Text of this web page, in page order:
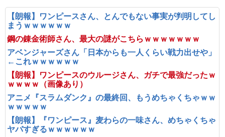
【朗報】ワンピースさん、とんでもない事実が判明してし
まうｗｗｗｗｗｗ
鋼の錬金術師さん、最大の謎がこちらｗｗｗｗｗｗｗ
アベンジャーズさん「日本からも一人くらい戦力出せや」
←これｗｗｗｗｗｗ
【朗報】ワンピースのウルージさん、ガチで最強だったｗ
ｗｗｗｗ（画像あり）
アニメ『スラムダンク』の最終回、もうめちゃくちゃｗｗ
ｗｗｗｗｗ
【朗報】『ワンピース』麦わらの一味さん、めちゃくちゃ
ヤバすぎるｗｗｗｗｗｗ